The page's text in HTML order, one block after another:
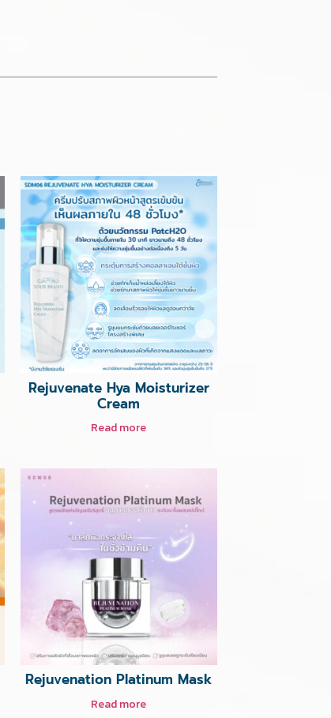
Rejuvenate Hya Moisturizer
Cream
Read more
Rejuvenation Platinum Mask
Read more